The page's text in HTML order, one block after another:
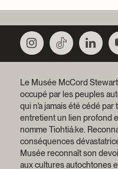
Le Musée McCord
occupé par les peuples
qui n'a jamais été cédé par
entretient un lien profond
nomme Tiohtiá:ke.
conséquences
Musée reconnaît son
aux cultures autochtones